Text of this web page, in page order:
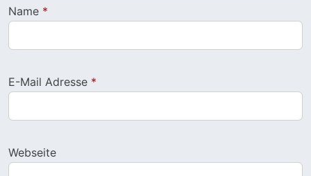
Name *
E-Mail Adresse *
Webseite